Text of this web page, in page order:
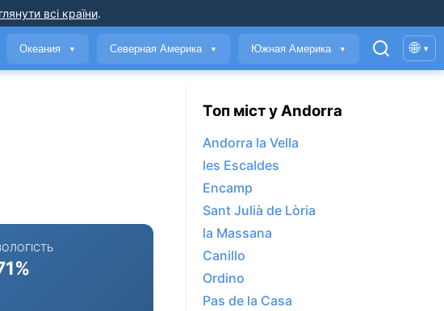
всі країни.
Океания ▼ Северная Америка ▼ Южная Америка ▼ 🌐 ▾
Топ міст у Andorra
Andorra la Vella
les Escaldes
Encamp
Sant Julià de Lòria
la Massana
Canillo
Ordino
Pas de la Casa